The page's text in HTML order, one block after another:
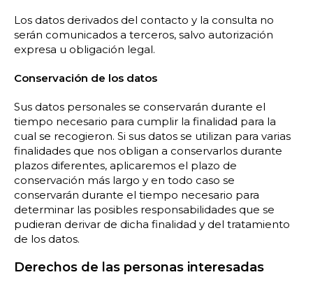
Los datos derivados del contacto y la consulta no
serán comunicados a terceros, salvo autorización
expresa u obligación legal.
Conservación de los datos
Sus datos personales se conservarán durante el
tiempo necesario para cumplir la finalidad para la
cual se recogieron. Si sus datos se utilizan para varias
finalidades que nos obligan a conservarlos durante
plazos diferentes, aplicaremos el plazo de
conservación más largo y en todo caso se
conservarán durante el tiempo necesario para
determinar las posibles responsabilidades que se
pudieran derivar de dicha finalidad y del tratamiento
de los datos.
Derechos de las personas interesadas